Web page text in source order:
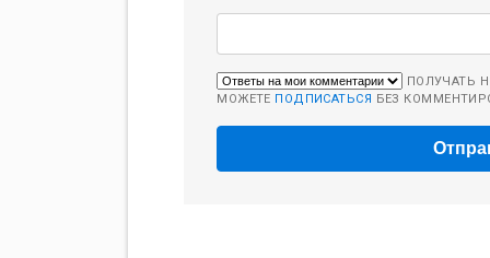
ПОЛУЧАТЬ
МОЖЕТЕ ПОДПИСАТЬСЯ БЕЗ